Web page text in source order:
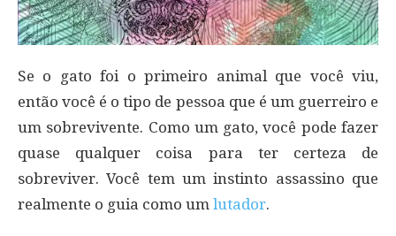
Se o gato foi o primeiro animal que você viu,
então você é o tipo de pessoa que é um guerreiro e
um sobrevivente. Como um gato, você pode fazer
quase qualquer coisa para ter certeza de
sobreviver. Você tem um instinto assassino que
realmente o guia como um lutador.